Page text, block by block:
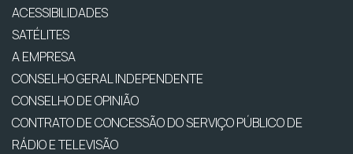
ACESSIBILIDADES
SATÉLITES
A EMPRESA
CONSELHO GERAL INDEPENDENTE
CONSELHO DE OPINIÃO
CONTRATO DE CONCESSÃO DO SERVIÇO PÚBLICO DE
RÁDIO E TELEVISÃO